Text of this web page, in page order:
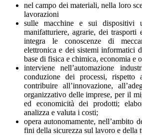
nel campo dei materiali, nella loro
lavorazioni
sulle macchine e sui dispositivi
manifatturiere, agrarie, dei
integra le conoscenze di
elettronica e dei sistemi informatici
base di fisica e chimica, economia e
interviene nell’automazione
conduzione dei processi,
contribuire all’innovazione,
organizzativo delle imprese, per il
ed economicità dei prodotti;
analizza e valuta i costi;
opera autonomamente, nell’ambito
fini della sicurezza sul lavoro e della